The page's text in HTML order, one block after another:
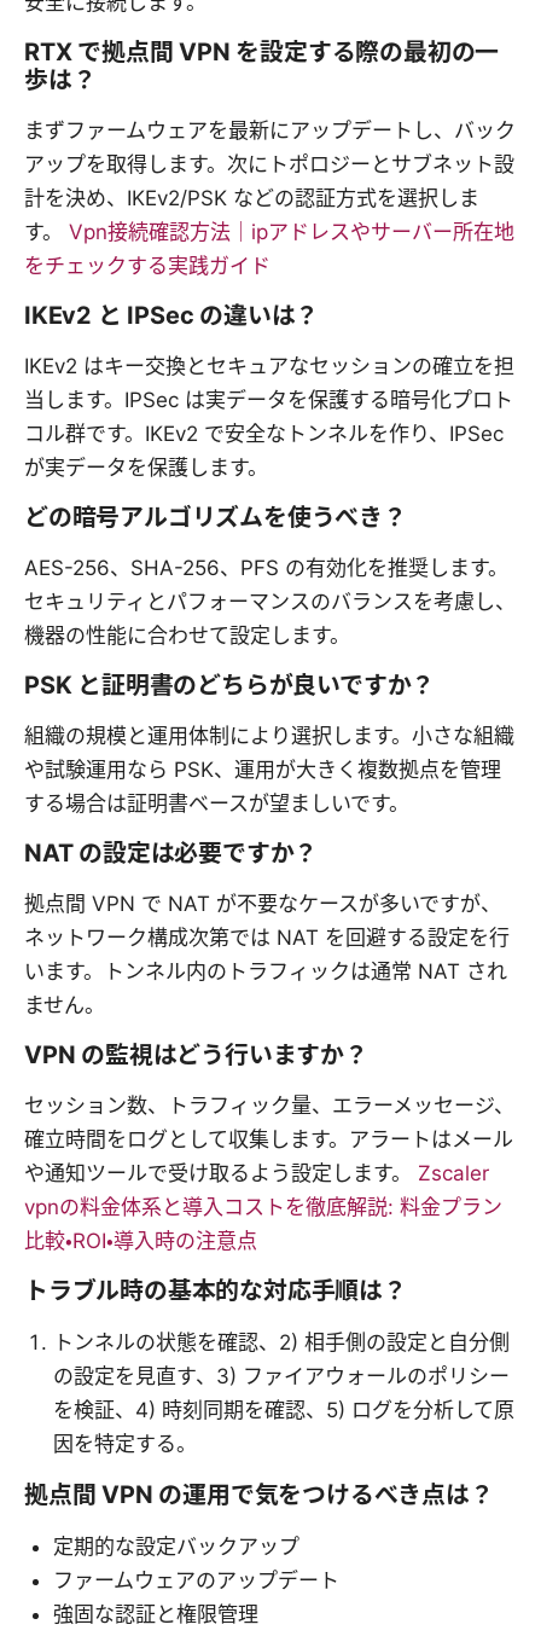
RTX で拠点間 VPN を設定する際の最初の一
歩は？
まずファームウェアを最新にアップデートし、バック
アップを取得します。次にトポロジーとサブネット設
計を決め、IKEv2/PSK などの認証方式を選択しま
す。 Vpn接続確認方法｜ipアドレスやサーバー所在地
をチェックする実践ガイド
IKEv2 と IPSec の違いは？
IKEv2 はキー交換とセキュアなセッションの確立を担
当します。IPSec は実データを保護する暗号化プロト
コル群です。IKEv2 で安全なトンネルを作り、IPSec
が実データを保護します。
どの暗号アルゴリズムを使うべき？
AES-256、SHA-256、PFS の有効化を推奨します。
セキュリティとパフォーマンスのバランスを考慮し、
機器の性能に合わせて設定します。
PSK と証明書のどちらが良いですか？
組織の規模と運用体制により選択します。小さな組織
や試験運用なら PSK、運用が大きく複数拠点を管理
する場合は証明書ベースが望ましいです。
NAT の設定は必要ですか？
拠点間 VPN で NAT が不要なケースが多いですが、
ネットワーク構成次第では NAT を回避する設定を行
います。トンネル内のトラフィックは通常 NAT され
ません。
VPN の監視はどう行いますか？
セッション数、トラフィック量、エラーメッセージ、
確立時間をログとして収集します。アラートはメール
や通知ツールで受け取るよう設定します。 Zscaler
vpnの料金体系と導入コストを徹底解説: 料金プラン
比較・ROI・導入時の注意点
トラブル時の基本的な対応手順は？
トンネルの状態を確認、2) 相手側の設定と自分側
の設定を見直す、3) ファイアウォールのポリシー
を検証、4) 時刻同期を確認、5) ログを分析して原
因を特定する。
拠点間 VPN の運用で気をつけるべき点は？
定期的な設定バックアップ
ファームウェアのアップデート
強固な認証と権限管理